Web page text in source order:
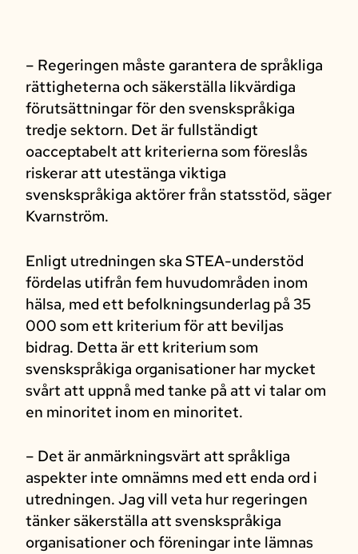
– Regeringen måste garantera de språkliga
rättigheterna och säkerställa likvärdiga
förutsättningar för den svenskspråkiga
tredje sektorn. Det är fullständigt
oacceptabelt att kriterierna som föreslås
riskerar att utestänga viktiga
svenskspråkiga aktörer från statsstöd, säger
Kvarnström.
Enligt utredningen ska STEA-understöd
fördelas utifrån fem huvudområden inom
hälsa, med ett befolkningsunderlag på 35
000 som ett kriterium för att beviljas
bidrag. Detta är ett kriterium som
svenskspråkiga organisationer har mycket
svårt att uppnå med tanke på att vi talar om
en minoritet inom en minoritet.
– Det är anmärkningsvärt att språkliga
aspekter inte omnämns med ett enda ord i
utredningen. Jag vill veta hur regeringen
tänker säkerställa att svenskspråkiga
organisationer och föreningar inte lämnas